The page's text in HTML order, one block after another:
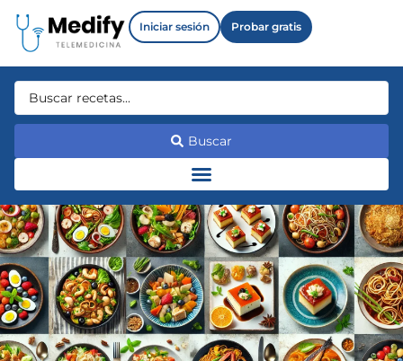
Iniciar sesión Probar gratis
Buscar